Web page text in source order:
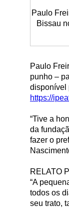
Paulo
Bissau
Paulo
punho –
disponível
https://
“Tive a
da
fazer o
RELATO
“A
todos os
seu trato,